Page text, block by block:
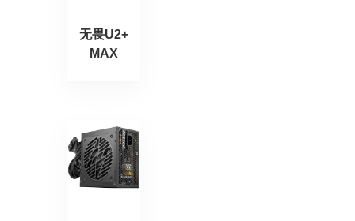
无畏U2+
MAX